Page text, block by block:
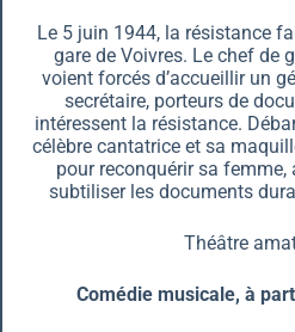
Le 5 juin 1944, la résistance
gare de Voivres. Le chef de
voient forcés d’accueillir un
secrétaire, porteurs de
intéressent la résistance.
célèbre cantatrice et sa
pour reconquérir sa femme,
subtiliser les documents
Théâtre
Comédie musicale, à